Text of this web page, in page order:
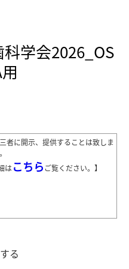
科学会2026_OS
者に開示、提供することは致しま
はこちら ご覧ください。】
る